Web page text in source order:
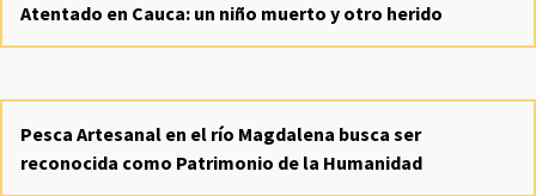
Atentado en Cauca: un niño muerto y otro herido
Pesca Artesanal en el río Magdalena busca ser
reconocida como Patrimonio de la Humanidad